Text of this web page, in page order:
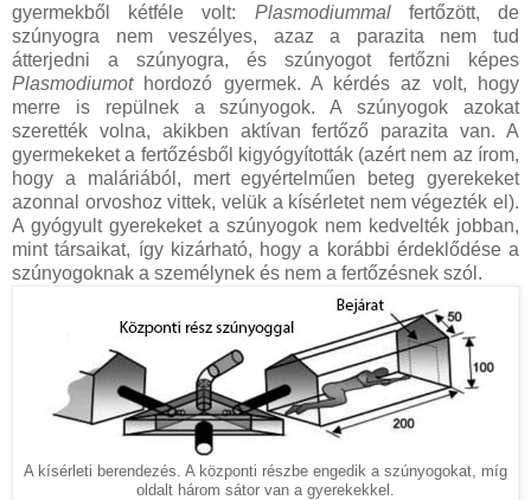
gyermekből kétféle volt: Plasmodiummalfertőzött, de
szúnyogra nem veszélyes, azaz a parazita nem tud
átterjedni a szúnyogra, és szúnyogot fertőzni képes
Plasmodiumothordozó gyermek. A kérdés az volt, hogy
merre is repülnek a szúnyogok. A szúnyogok azokat
szerették volna, akikben aktívan fertőző parazita van. A
gyermekeket a fertőzésből kigyógyították (azért nem az írom,
hogy a maláriából, mert egyértelműen beteg gyerekeket
azonnal orvoshoz vittek, velük a kísérletet nem végezték el).
A gyógyult gyerekeket a szúnyogok nem kedvelték jobban,
mint társaikat, így kizárható, hogy a korábbi érdeklődése a
szúnyogoknak a személynek és nem a fertőzésnek szól.
A kísérleti berendezés. A központi részbe engedik a szúnyogokat, míg
oldalt három sátor van a gyerekekkel.